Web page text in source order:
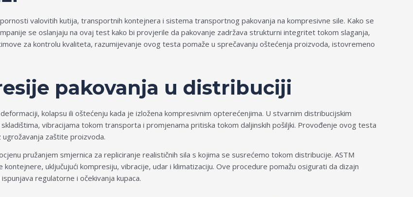
valovitih kutija, transportnih kontejnera i sistema transportnog pakovanja na kompresivne sile. Kako se
se oslanjaju na ovaj test kako bi provjerile da pakovanje zadržava strukturni integritet tokom slaganja,
za kontrolu kvaliteta, razumijevanje ovog testa pomaže u sprečavanju oštećenja proizvoda, istovremeno
pakovanja u distribuciji
kolapsu ili oštećenju kada je izložena kompresivnim opterećenjima. U stvarnim distribucijskim
vibracijama tokom transporta i promjenama pritiska tokom daljinskih pošiljki. Provođenje ovog testa
zaštite proizvoda.
pružanjem smjernica za repliciranje realističnih sila s kojima se susrećemo tokom distribucije. ASTM
uključujući kompresiju, vibracije, udar i klimatizaciju. Ove procedure pomažu osigurati da dizajn
regulatorne i očekivanja kupaca.